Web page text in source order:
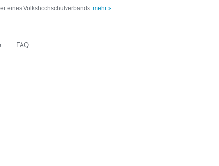
eines Volkshochschulverbands. mehr »
FAQ